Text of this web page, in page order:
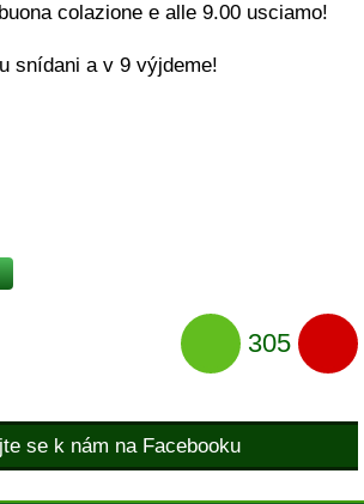
colazione e alle 9.00 usciamo!
snídani a v 9 výjdeme!
305
se k nám na Facebooku